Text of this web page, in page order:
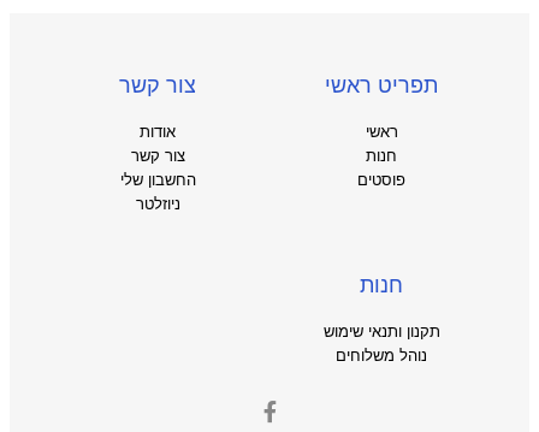
תפריט ראשי
ראשי
חנות
פוסטים
צור קשר
אודות
צור קשר
החשבון שלי
ניוזלטר
חנות
תקנון ותנאי שימוש
נוהל משלוחים